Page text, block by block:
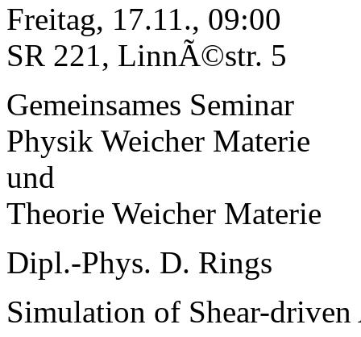
Freitag, 17.11., 09:00
SR 221, LinnÃ©str. 5
Gemeinsames Seminar
Physik Weicher Materie
und
Theorie Weicher Materie
Dipl.-Phys. D. Rings
Simulation of Shear-